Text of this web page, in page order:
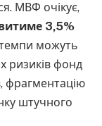
МВФ очікує,
3,5%
можуть
ризиків фонд
фрагментацію
штучного